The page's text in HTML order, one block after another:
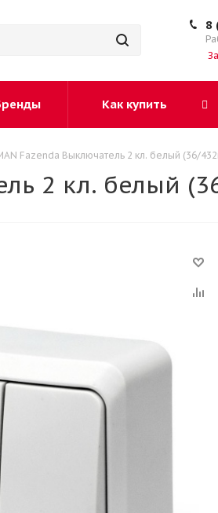
8
Как купить
Fazenda Выключатель 2 кл. белый (36/
2 кл. белый